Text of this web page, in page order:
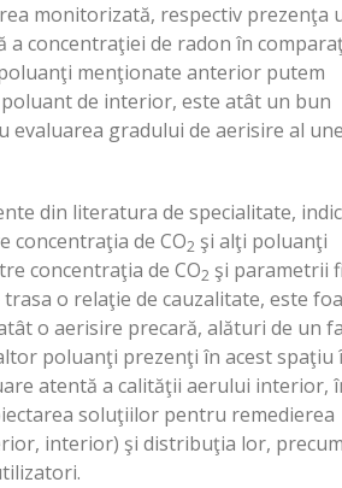
monitorizată, respectiv prezenţa
concentraţiei de radon în
menţionate anterior putem
de interior, este atât un bun
gradului de aerisire al
din literatura de specialitate,
concentraţia de CO2 şi alţi poluanţi
concentraţia de CO2 şi parametrii
o relaţie de cauzalitate, este
o aerisire precară, alături de un
poluanţi prezenţi în acest spaţiu
atentă a calităţii aerului interior,
soluţiilor pentru remedierea
interior) şi distribuţia lor,